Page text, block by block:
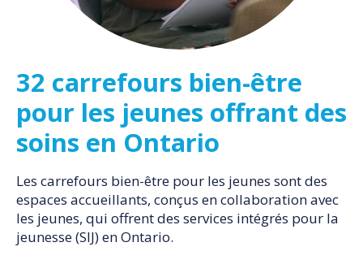
32 carrefours bien-être
pour les jeunes offrant des
soins en Ontario
Les carrefours bien-être pour les jeunes sont des
espaces accueillants, conçus en collaboration avec
les jeunes, qui offrent des services intégrés pour la
jeunesse (SIJ) en Ontario.